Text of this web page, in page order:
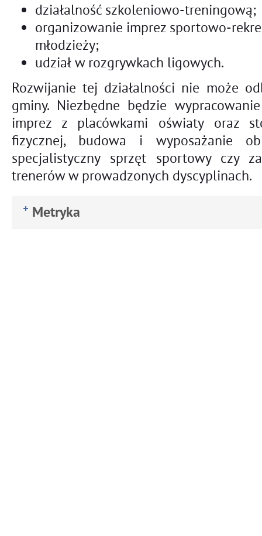
działalność szkoleniowo-treningową;
organizowanie imprez sportowo-
młodzieży;
udział w rozgrywkach ligowych.
Rozwijanie tej działalności nie może
gminy. Niezbędne będzie
imprez z placówkami oświaty oraz
fizycznej, budowa i wyposażanie
specjalistyczny sprzęt sportowy czy
trenerów w prowadzonych dyscyplinach.
Metryka